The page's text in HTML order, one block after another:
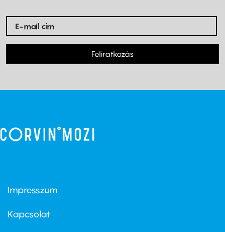
Feliratkozás
Footer
first
Impresszum
Kapcsolat